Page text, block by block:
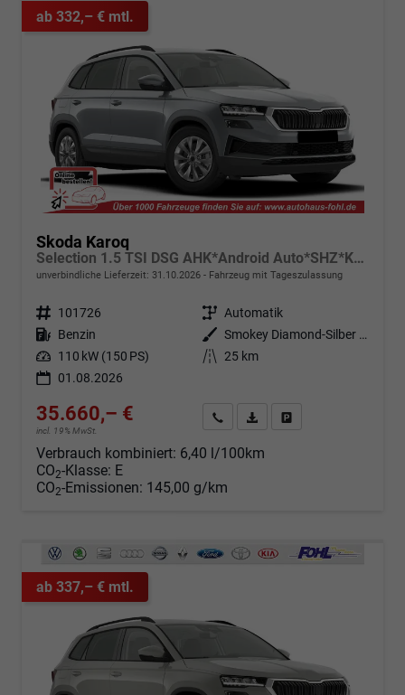
ab 332,– € mtl.
Skoda Karoq
Selection 1.5 TSI DSG AHK*Android Auto*SHZ*Kamera*Keyless*PDC v/h*Klimaauto*SUNSET*LED
unverbindliche Lieferzeit: 31.10.2026 Fahrzeug mit Tageszulassung
Fahrzeugnr. 101726 Getriebe Automatik
Kraftstoff Benzin Außenfarbe
Smokey Diamond-Silber Metallic
Leistung 110 kW (150 PS) Kilometerstand 25 km
01.08.2026
35.660,– €
incl. 19% MwSt.
Angebot anfordern
Fahrzeugexpose (PDF)
Verbrauch kombiniert: 6,40 l/100km
CO2-Klasse: E
CO2-Emissionen: 145,00 g/km
ab 337,– € mtl.